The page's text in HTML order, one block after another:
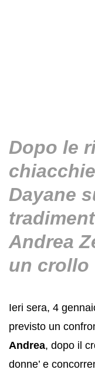
Dopo le
Dayane
Andrea
un crollo
Ieri sera, 4
previsto un
Andrea, dopo il
donne’ e